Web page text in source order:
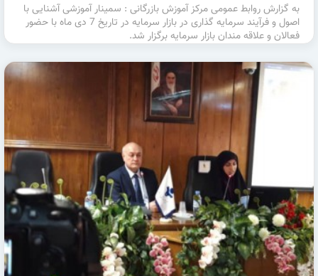
به گزارش روابط عمومی مرکز آموزش بازرگانی : سمینار آموزشی آشنایی با
اصول و فرآیند سرمایه گذاری در بازار سرمایه در تاریخ 7 دی ماه با حضور
فعالان و علاقه مندان بازار سرمایه برگزار شد.